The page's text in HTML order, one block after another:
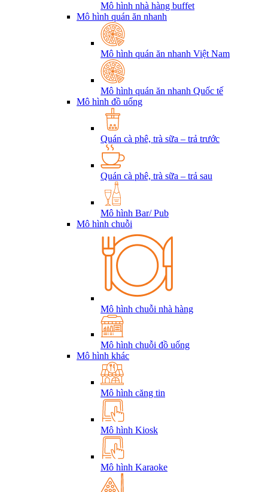
Mô hình nhà hàng buffet
Mô hình quán ăn nhanh
Mô hình quán ăn nhanh Việt Nam
Mô hình quán ăn nhanh Quốc tế
Mô hình đồ uống
Quán cà phê, trà sữa – trả trước
Quán cà phê, trà sữa – trả sau
Mô hình Bar/ Pub
Mô hình chuỗi
Mô hình chuỗi nhà hàng
Mô hình chuỗi đồ uống
Mô hình khác
Mô hình căng tin
Mô hình Kiosk
Mô hình Karaoke